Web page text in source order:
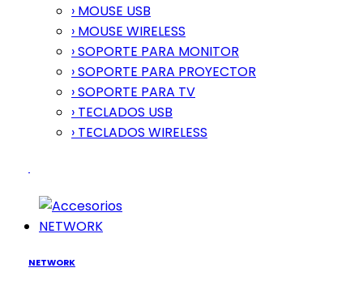
› MOUSE USB
› MOUSE WIRELESS
› SOPORTE PARA MONITOR
› SOPORTE PARA PROYECTOR
› SOPORTE PARA TV
› TECLADOS USB
› TECLADOS WIRELESS
NETWORK
NETWORK